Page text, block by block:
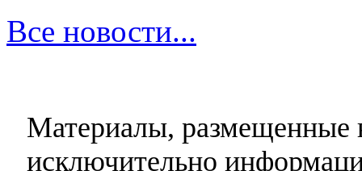
Все новости...
Материалы, размещенные
исключительно